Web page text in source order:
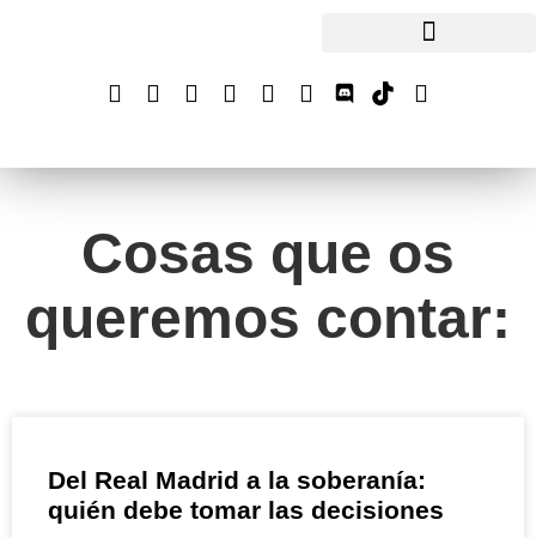
Cosas que os
queremos contar:
Del Real Madrid a la soberanía:
quién debe tomar las decisiones